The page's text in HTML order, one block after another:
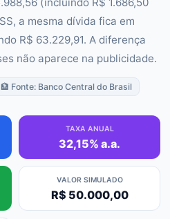
a mesma dívida fica em
R$ 63.229,91. A diferença
não aparece na publicidade.
🏦 Fonte: Banco Central do Brasil
TAXA ANUAL
32,15% a.a.
VALOR SIMULADO
R$ 50.000,00